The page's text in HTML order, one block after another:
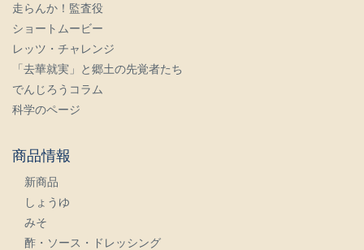
走らんか！監査役
ショートムービー
レッツ・チャレンジ
「去華就実」と郷土の先覚者たち
でんじろうコラム
科学のページ
商品情報
新商品
しょうゆ
みそ
酢・ソース・ドレッシング